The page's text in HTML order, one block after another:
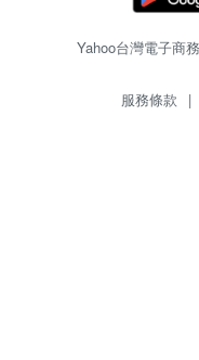
Yahoo台灣電子商
服務條款 |